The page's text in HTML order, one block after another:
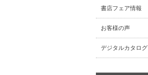
書店フェア情報
お客様の声
デジタルカタログ